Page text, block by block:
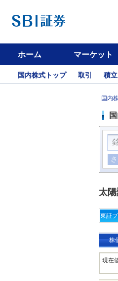
ホーム マーケット
国内株式トップ 取引 積立
国内
太
東証
株
現在